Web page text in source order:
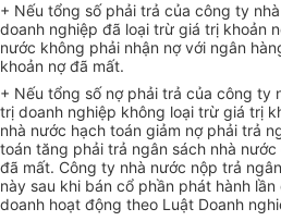
+ Nếu tổng số phải trả của công ty
doanh nghiệp đã loại trừ giá trị khoản
nước không phải nhận nợ với ngân
khoản nợ đã mất.
+ Nếu tổng số nợ phải trả của công ty
trị doanh nghiệp không loại trừ giá trị
nhà nước hạch toán giảm nợ phải trả
toán tăng phải trả ngân sách nhà
đã mất. Công ty nhà nước nộp trả
này sau khi bán cổ phần phát hành
doanh hoạt động theo Luật Doanh